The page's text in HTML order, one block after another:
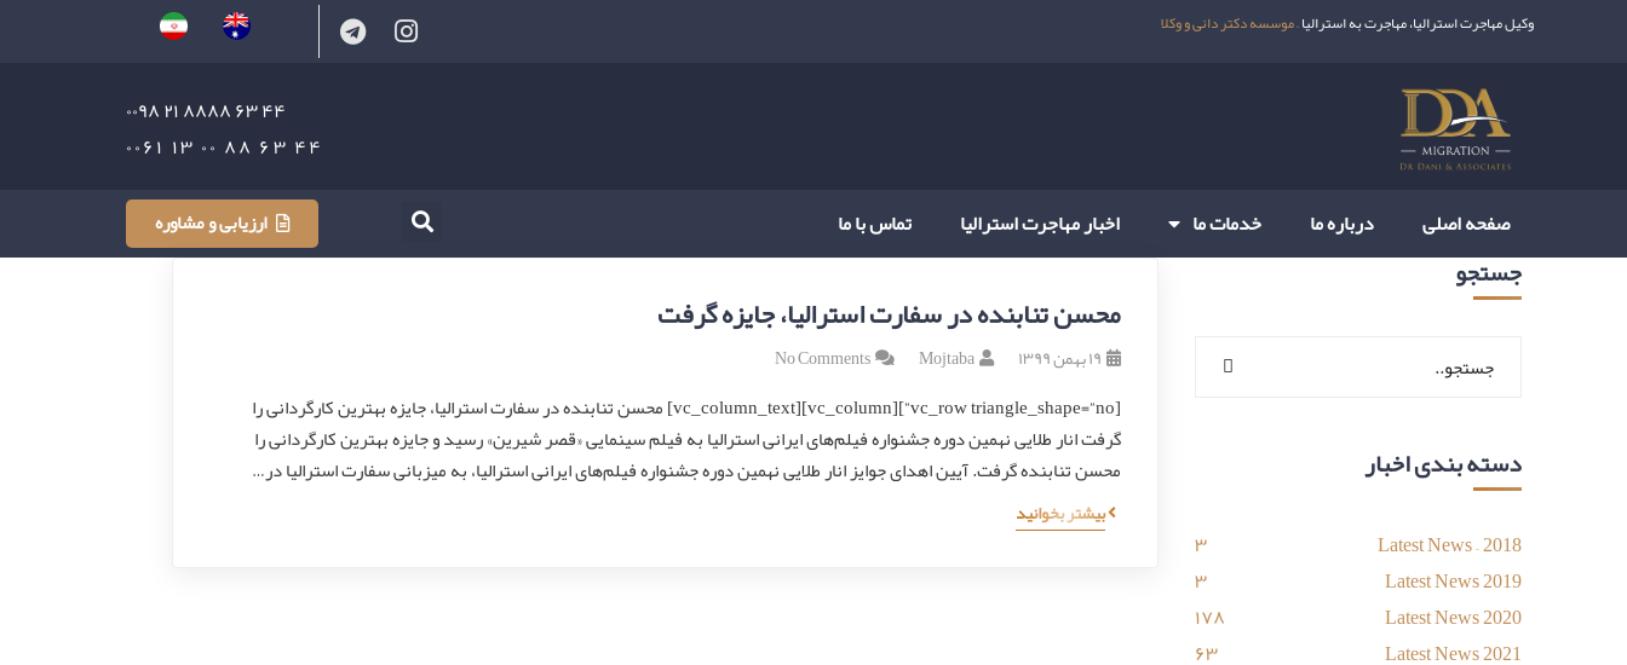
وکیل مهاجرت استرالیا، مهاجرت به استرالیا –موسسه دکتر دانی و وکلا
۴۴ ۶۳ ۸۸۸۸ ۲۱ ۰۰۹۸
۴۴ ۶۳ ۸۸ ۰۰ ۱۳ ۰۰۶۱
صفحه اصلی
درباره ما خدمات ما اخبار مهاجرت استرالیا تماس با ما ارزیابی و مشاوره
محسن تنابنده در سفارت استرالیا، جایزه گرفت
۱۹ بهمن ۱۳۹۹ Mojtaba
No Comments
[vc_row triangle_shape=”no”][vc_column][vc_column_text] محسن تنابنده در سفارت استرالیا، جایزه بهترین کارگردانی را
گرفت انار طلایی نهمین دوره جشنواره فیلم‌های ایرانی استرالیا به فیلم سینمایی «قصر شیرین» رسید و جایزه بهترین کارگردانی را
محسن تنابنده گرفت. آیین اهدای جوایز انار طلایی نهمین دوره جشنواره فیلم‌های ایرانی استرالیا، به میزبانی سفارت استرالیا در…
بیشتر بخوانید
جستجو
دسته بندی اخبار
Latest News – 2018
۳
Latest News 2019
۳
Latest News 2020
۱۷۸
Latest News 2021
۶۳